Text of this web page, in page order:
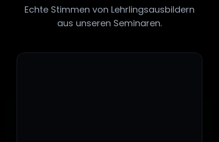
Echte Stimmen von Lehrlingsausbildern
aus unseren Seminaren.